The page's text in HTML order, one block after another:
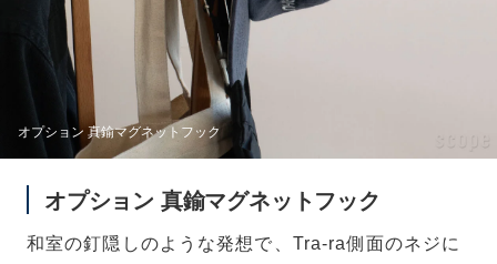
オプション 真鍮マグネットフック
オプション 真鍮マグネットフック
和室の釘隠しのような発想で、Tra-ra側面のネジに